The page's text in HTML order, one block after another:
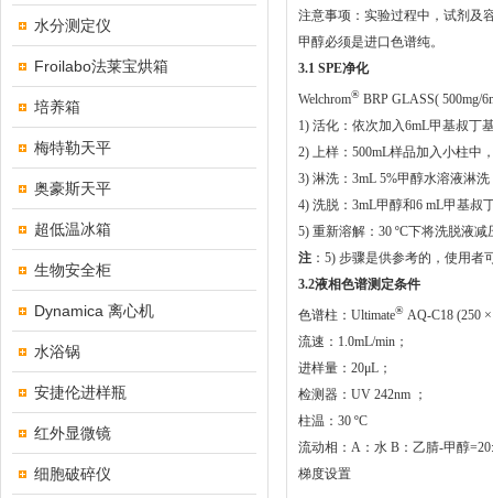
水分测定仪
Froilabo法莱宝烘箱
培养箱
梅特勒天平
奥豪斯天平
超低温冰箱
生物安全柜
Dynamica 离心机
水浴锅
安捷伦进样瓶
红外显微镜
细胞破碎仪
注意事项：实验过程中，试剂及
甲醇必须是进口色谱纯。
3.1 SPE净化
Welchrom® BRP GLASS( 500mg/
1) 活化：依次加入6mL甲基叔丁
2) 上样：500mL样品加入小柱中
3) 淋洗：3mL 5%甲醇水溶液淋
4) 洗脱：3mL甲醇和6 mL甲基叔
5) 重新溶解：30 ºC下将洗脱液
注 ：5) 步骤是供参考的，使用
3.2液相色谱测定条件
色谱柱：Ultimate® AQ-C18 (250
流速：1.0mL/min；
进样量：20μL；
检测器：UV 242nm ；
柱温：30 ºC
流动相：A：水 B：乙腈-甲醇
梯度设置